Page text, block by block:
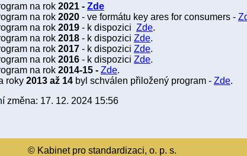
na rok 2021 - Zde
na rok 2020 - ve formátu key ares for consumers -
na rok 2019 - k dispozici Zde.
na rok 2018 - k dispozici Zde.
na rok 2017 - k dispozici Zde.
na rok 2016 - k dispozici Zde.
na rok 2014-15 - Zde.
roky 2013 až 14 byl schválen přiložený program - Zde.
změna: 17. 12. 2024 15:56
© Kabinet pro standardizaci, o. p. s.